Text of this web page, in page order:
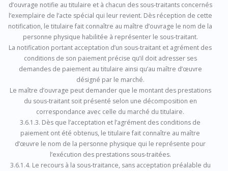
d’ouvrage notifie au titulaire et à chacun des sous-traitants concernés
l’exemplaire de l’acte spécial qui leur revient. Dès réception de cette
notification, le titulaire fait connaître au maître d’ouvrage le nom de la
personne physique habilitée à représenter le sous-traitant.
La notification portant acceptation d’un sous-traitant et agrément des
conditions de son paiement précise qu’il doit adresser ses
demandes de paiement au titulaire ainsi qu’au maître d’œuvre
désigné par le marché.
Le maître d’ouvrage peut demander que le montant des prestations
du sous-traitant soit présenté selon une décomposition en
correspondance avec celle du marché du titulaire.
3.6.1.3. Dès que l’acceptation et l’agrément des conditions de
paiement ont été obtenus, le titulaire fait connaître au maître
d’œuvre le nom de la personne physique qui le représente pour
l’exécution des prestations sous-traitées.
3.6.1.4. Le recours à la sous-traitance, sans acceptation préalable du